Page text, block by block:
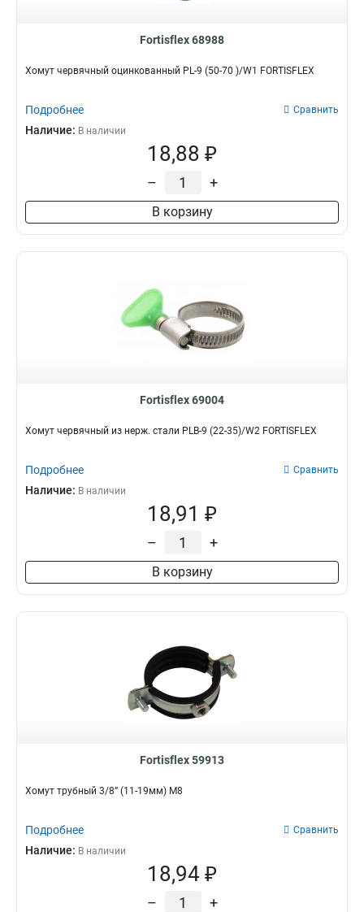
Fortisflex 68988
Хомут червячный оцинкованный PL-9 (50-70 )/W1 FORTISFLEX
Подробнее Сравнить
Наличие: В наличии
18,88 ₽
– +
В корзину
Fortisflex 69004
Хомут червячный из нерж. стали PLB-9 (22-35)/W2 FORTISFLEX
Подробнее Сравнить
Наличие: В наличии
18,91 ₽
– +
В корзину
Fortisflex 59913
Хомут трубный 3/8” (11-19мм) М8
Подробнее Сравнить
Наличие: В наличии
18,94 ₽
– +